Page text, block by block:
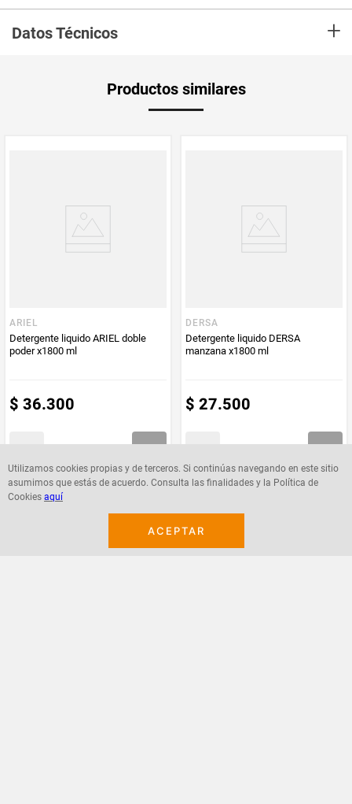
Utilizamos cookies propias y de terceros. Si continúas navegando en este sitio
asumimos que estás de acuerdo. Consulta las finalidades y la Política de
Cookies aquí
ACEPTAR
Datos Técnicos +
Productos similares
ARIEL
Detergente liquido ARIEL doble
poder x1800 ml
$ 36.300
DERSA
Detergente liquido DERSA
manzana x1800 ml
$ 27.500